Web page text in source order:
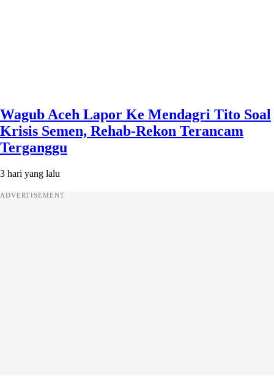
Wagub Aceh Lapor Ke Mendagri Tito Soal
Krisis Semen, Rehab-Rekon Terancam
Terganggu
3 hari yang lalu
ADVERTISEMENT